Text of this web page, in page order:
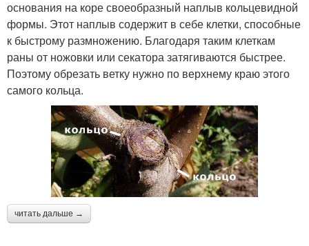
основания на коре своеобразный наплыв кольцевидной
формы. Этот наплыв содержит в себе клетки, способные
к быстрому размножению. Благодаря таким клеткам
раны от ножовки или секатора затягиваются быстрее.
Поэтому обрезать ветку нужно по верхнему краю этого
самого кольца.
читать дальше →